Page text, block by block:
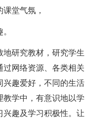
堂气氛，
研究教材，研究学生
网络资源、各类相关
兴趣爱好，不同的生活
学中，有意识地以学
趣及学习积极性。让